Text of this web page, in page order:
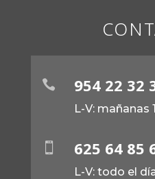
 954 22 32
L-V: mañanas
 625 64 85
L-V: todo el